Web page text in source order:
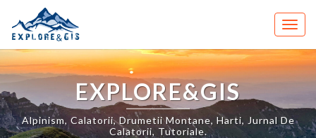
content
EXPLORE&GIS
Alpinism, Calatorii, Drumetii Montane, Harti, Jurnal De
Calatorii, Tutoriale.